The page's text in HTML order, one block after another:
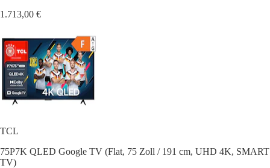
1.713,00 €
TCL
75P7K QLED Google TV (Flat, 75 Zoll / 191 cm, UHD 4K, SMART
TV)